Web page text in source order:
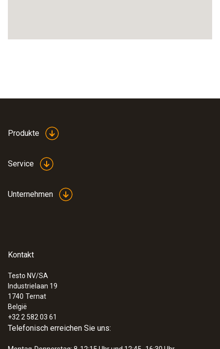
Produkte
Service
Unternehmen
Kontakt
Testo NV/SA
Industrielaan 19
1740 Ternat
België
+32 2 582 03 61
Telefonisch erreichen Sie uns: